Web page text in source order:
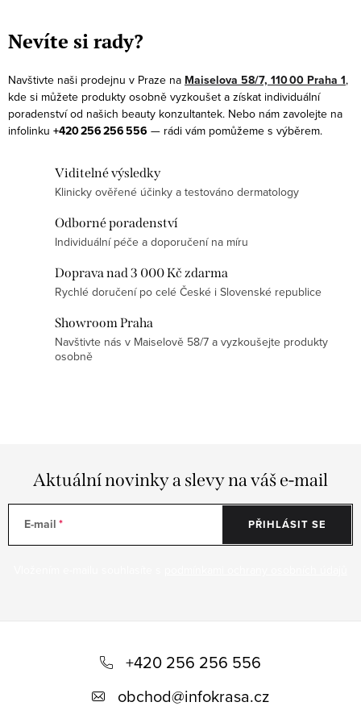
v
l
á
d
a
c
Nevíte si rady?
Navštivte naši prodejnu v Praze na Maiselova 58/7, 110 00 Praha 1,
kde si můžete produkty osobně vyzkoušet a získat individuální
poradenství od našich beauty konzultantek. Nebo nám zavolejte na
infolinku +420 256 256 556 — rádi vám pomůžeme s výběrem.
Viditelné výsledky
Klinicky ověřené účinky a testováno dermatology
Odborné poradenství
Individuální péče a doporučení na míru
Doprava nad 3 000 Kč zdarma
Rychlé doručení po celé České i Slovenské republice
Showroom Praha
Navštivte nás v Maiselově 58/7 a vyzkoušejte produkty
osobně
Aktuální novinky a slevy na váš e-mail
E-mail PŘIHLÁSIT SE
+420 256 256 556
obchod@infokrasa.cz